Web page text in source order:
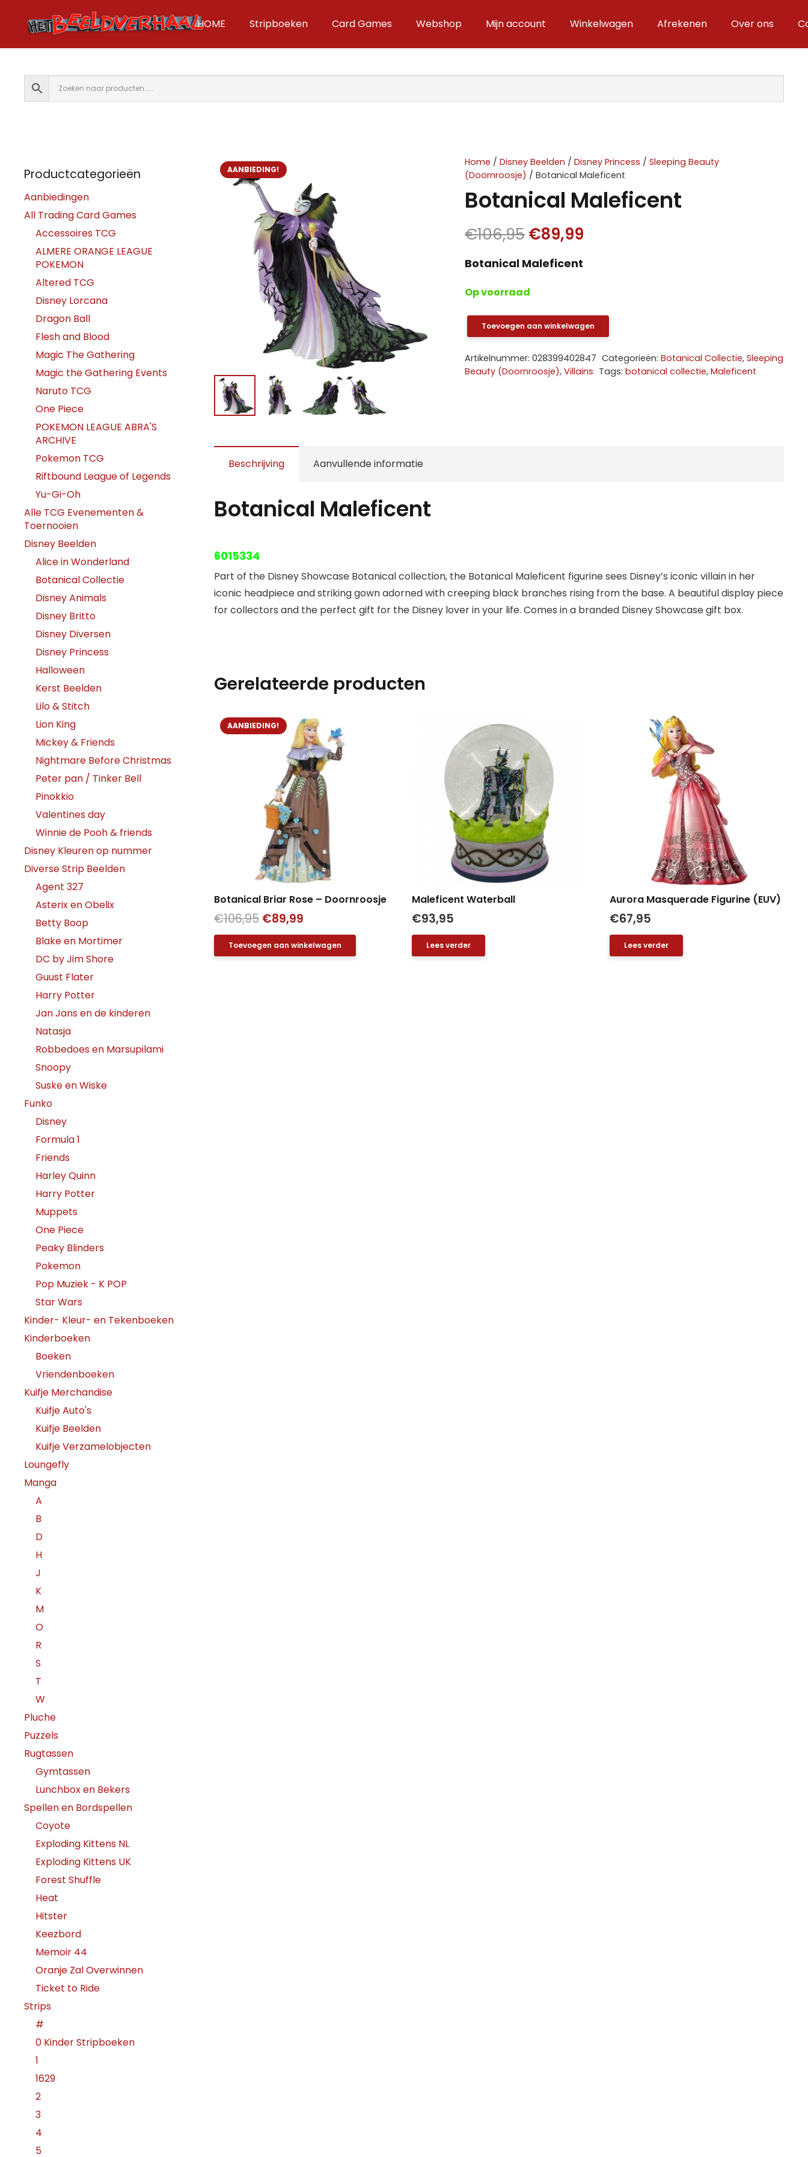
HOME Stripboeken Card Games Webshop Mijn account Winkelwagen Afrekenen Over ons
AANBIEDING!
Home /Disney Beelden /Disney Princess /Sleeping Beauty
(Doornroosje) / Botanical Maleficent
Botanical Maleficent
€106,95Oorspronkelijke
was:
€106,95.
€89,99
Botanical Maleficent
Op voorraad
Botanical
aantal
Toevoegen aan winkelwagen
Artikelnummer:028399402847 Categorieën: Botanical Collectie, Sleeping
Beauty (Doornroosje),Villains Tags: botanical collectie, Maleficent
Beschrijving Aanvullende informatie
Botanical Maleficent
6015334
Part of the Disney Showcase Botanical collection, the Botanical Maleficent figurine sees Disney’s iconic villain in her
iconic headpiece and striking gown adorned with creeping black branches rising from the base. A beautiful display piece
for collectors and the perfect gift for the Disney lover in your life. Comes in a branded Disney Showcase gift box.
Gerelateerde producten
AANBIEDING!
Botanical Briar Rose – Doornroosje
€106,95 Oorspronkelijke
prijs
was:
€89,99Huidige
prijs
is:
Toevoegen aan winkelwagen
Maleficent Waterball
€93,95
Lees verder
Aurora Masquerade Figurine (EUV)
€67,95
Lees verder
Productcategorieën
Aanbiedingen
All Trading Card Games
Accessoires TCG
ALMERE ORANGE LEAGUE
POKEMON
Altered TCG
Disney Lorcana
Dragon Ball
Flesh and Blood
Magic The Gathering
Magic the Gathering Events
Naruto TCG
One Piece
POKEMON LEAGUE ABRA'S
ARCHIVE
Pokemon TCG
Riftbound League of Legends
Yu-Gi-Oh
Alle TCG Evenementen &
Toernooien
Disney Beelden
Alice in Wonderland
Botanical Collectie
Disney Animals
Disney Britto
Disney Diversen
Disney Princess
Halloween
Kerst Beelden
Lilo & Stitch
Lion King
Mickey & Friends
Nightmare Before Christmas
Peter pan / Tinker Bell
Pinokkio
Valentines day
Winnie de Pooh & friends
Disney Kleuren op nummer
Diverse Strip Beelden
Agent 327
Asterix en Obelix
Betty Boop
Blake en Mortimer
DC by Jim Shore
Guust Flater
Harry Potter
Jan Jans en de kinderen
Natasja
Robbedoes en Marsupilami
Snoopy
Suske en Wiske
Funko
Disney
Formula 1
Friends
Harley Quinn
Harry Potter
Muppets
One Piece
Peaky Blinders
Pokemon
Pop Muziek - K POP
Star Wars
Kinder- Kleur- en Tekenboeken
Kinderboeken
Boeken
Vriendenboeken
Kuifje Merchandise
Kuifje Auto's
Kuifje Beelden
Kuifje Verzamelobjecten
Loungefly
Manga
A
B
D
H
J
K
M
O
R
S
T
W
Pluche
Puzzels
Rugtassen
Gymtassen
Lunchbox en Bekers
Spellen en Bordspellen
Coyote
Exploding Kittens NL
Exploding Kittens UK
Forest Shuffle
Heat
Hitster
Keezbord
Memoir 44
Oranje Zal Overwinnen
Ticket to Ride
Strips
#
0 Kinder Stripboeken
1
1629
2
3
4
5